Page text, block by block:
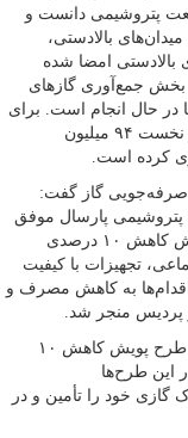
پتروشیمی دانست و
بالادستی،
بالادستی امضا شده
بخش جمع‌آوری گازهای
در حال انجام است. برای
نمونه شرکت پالایش گاز بیدبلند خلیج‌فارس در فاز نخست ۹۴ میلیون
کرده است.
صرفه‌جویی گاز گفت:
پارسال موفق
شد با تخصیص درآمد حاصل از فرهنگ‌سازی و پویش کاهش ۱۰ درصدی
تجهیزات با کیفیت
اقدام‌ها به کاهش مصرف و
پردیس منجر شد.
وی ادامه داد: اوراق ویژه‌ای نیز برای مشارکت در طرح پویش کاهش ۱۰
این طرح‌ها
گازی خود را تأمین و در